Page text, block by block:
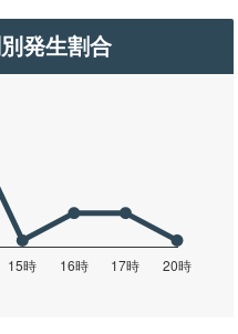
発生割合